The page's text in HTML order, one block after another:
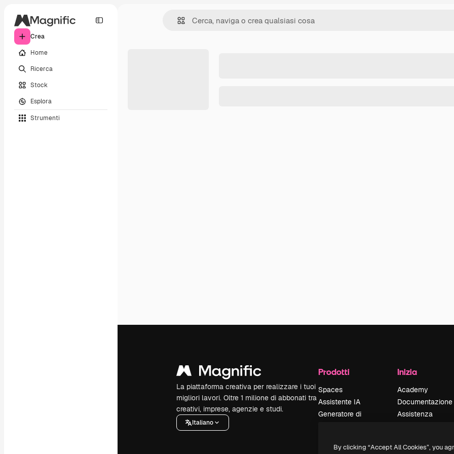
Crea
Home
Ricerca
Stock
Esplora
Strumenti
La piattaforma creativa per realizzare i tuoi
migliori lavori. Oltre 1 milione di abbonati tra
creativi, imprese, agenzie e studi.
Italiano
Prodotti
Spaces
Assistente IA
Generatore di
Inizia
Academy
Documentazione
Assistenza
Politica sulla
By clicking “Accept All Cookies”, you